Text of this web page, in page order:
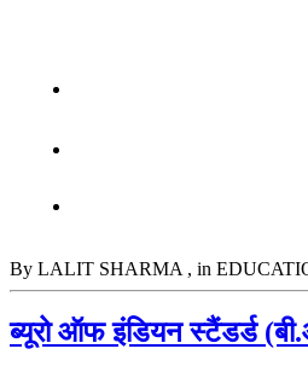
By LALIT SHARMA , in
ब्यूरो ऑफ इंडियन स्टैंडर्ड